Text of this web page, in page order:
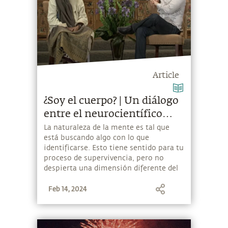
Article
¿Soy el cuerpo? | Un diálogo
entre el neurocientífico
David Eagleman y
Sadhguru
La naturaleza de la mente es tal que
está buscando algo con lo que
identificarse. Esto tiene sentido para tu
proceso de supervivencia, pero no
despierta una dimensión diferente del
no identificarse con nada.
Feb 14, 2024